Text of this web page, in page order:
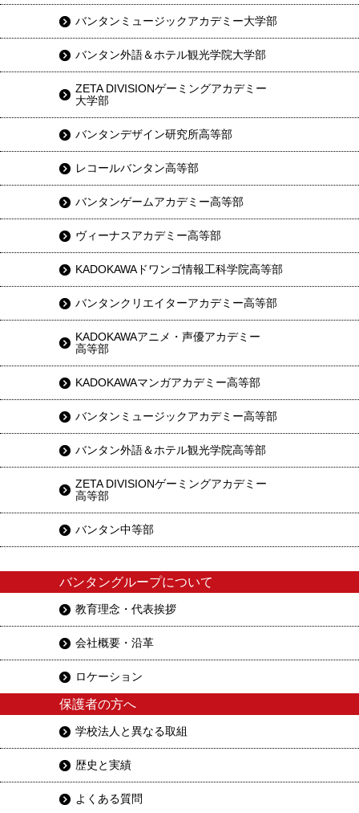
バンタンミュージックアカデミー大学部
バンタン外語＆ホテル観光学院大学部
ZETA DIVISIONゲーミングアカデミー
大学部
バンタンデザイン研究所高等部
レコールバンタン高等部
バンタンゲームアカデミー高等部
ヴィーナスアカデミー高等部
KADOKAWAドワンゴ情報工科学院高等部
バンタンクリエイターアカデミー高等部
KADOKAWAアニメ・声優アカデミー
高等部
KADOKAWAマンガアカデミー高等部
バンタンミュージックアカデミー高等部
バンタン外語＆ホテル観光学院高等部
ZETA DIVISIONゲーミングアカデミー
高等部
バンタン中等部
バンタングループについて
教育理念・代表挨拶
会社概要・沿革
ロケーション
保護者の方へ
学校法人と異なる取組
歴史と実績
よくある質問